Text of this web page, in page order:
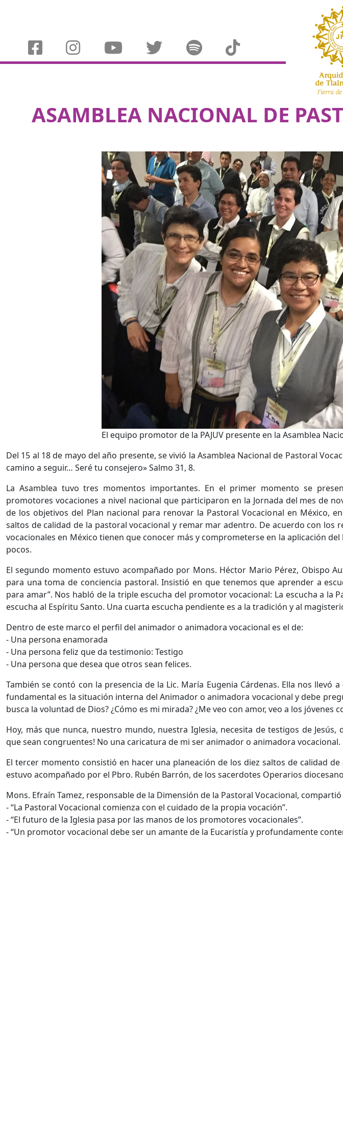
ASAMBLEA NACIONAL DE
El equipo promotor de la PAJUV presente en la Asamblea
Del 15 al 18 de mayo del año presente, se vivió la Asamblea Nacional de Pastoral
camino a seguir… Seré tu consejero» Salmo 31, 8.
La Asamblea tuvo tres momentos importantes. En el primer momento se
promotores vocaciones a nivel nacional que participaron en la Jornada del mes de
de los objetivos del Plan nacional para renovar la Pastoral Vocacional en México,
saltos de calidad de la pastoral vocacional y remar mar adentro. De acuerdo con los
vocacionales en México tienen que conocer más y comprometerse en la aplicación
pocos.
El segundo momento estuvo acompañado por Mons. Héctor Mario Pérez, Obispo
para una toma de conciencia pastoral. Insistió en que tenemos que aprender a
para amar”. Nos habló de la triple escucha del promotor vocacional: La escucha a la
escucha al Espíritu Santo. Una cuarta escucha pendiente es a la tradición y al
Dentro de este marco el perfil del animador o animadora vocacional es el de:
- Una persona enamorada
- Una persona feliz que da testimonio: Testigo
- Una persona que desea que otros sean felices.
También se contó con la presencia de la Lic. María Eugenia Cárdenas. Ella nos
fundamental es la situación interna del Animador o animadora vocacional y debe
busca la voluntad de Dios? ¿Cómo es mi mirada? ¿Me veo con amor, veo a los jóvenes
Hoy, más que nunca, nuestro mundo, nuestra Iglesia, necesita de testigos de
que sean congruentes! No una caricatura de mi ser animador o animadora vocacional.
El tercer momento consistió en hacer una planeación de los diez saltos de calidad
estuvo acompañado por el Pbro. Rubén Barrón, de los sacerdotes Operarios
Mons. Efraín Tamez, responsable de la Dimensión de la Pastoral Vocacional, compartió
- “La Pastoral Vocacional comienza con el cuidado de la propia vocación”.
- “El futuro de la Iglesia pasa por las manos de los promotores vocacionales”.
- “Un promotor vocacional debe ser un amante de la Eucaristía y profundamente